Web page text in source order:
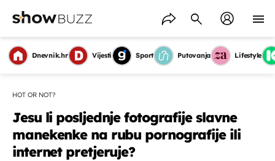
Dnevnik.hr Vijesti Sport Putovanja Lifestyle
HOT OR NOT?
Jesu li posljednje fotografije slavne
manekenke na rubu pornografije ili
internet pretjeruje?